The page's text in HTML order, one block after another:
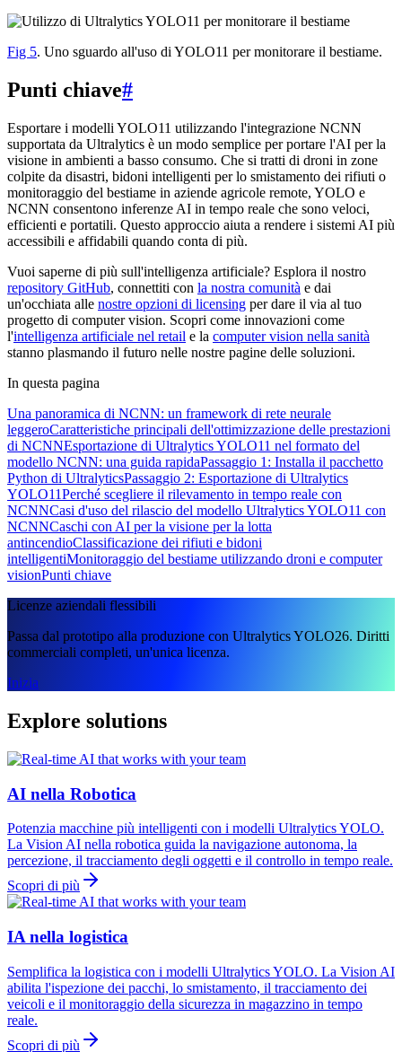
Fig 5. Uno sguardo all'uso di YOLO11 per monitorare il bestiame.
Punti chiave#
Esportare i modelli YOLO11 utilizzando l'integrazione NCNN
supportata da Ultralytics è un modo semplice per portare l'AI per la
visione in ambienti a basso consumo. Che si tratti di droni in zone
colpite da disastri, bidoni intelligenti per lo smistamento dei rifiuti o
monitoraggio del bestiame in aziende agricole remote, YOLO e
NCNN consentono inferenze AI in tempo reale che sono veloci,
efficienti e portatili. Questo approccio aiuta a rendere i sistemi AI più
accessibili e affidabili quando conta di più.
Vuoi saperne di più sull'intelligenza artificiale? Esplora il nostro
repository GitHub, connettiti con la nostra comunità e dai
un'occhiata alle nostre opzioni di licensing per dare il via al tuo
progetto di computer vision. Scopri come innovazioni come
l'intelligenza artificiale nel retail e la computer vision nella sanità
stanno plasmando il futuro nelle nostre pagine delle soluzioni.
In questa pagina
Una panoramica di NCNN: un framework di rete neurale
leggeroCaratteristiche principali dell'ottimizzazione delle prestazioni
di NCNNEsportazione di Ultralytics YOLO11 nel formato del
modello NCNN: una guida rapidaPassaggio 1: Installa il pacchetto
Python di UltralyticsPassaggio 2: Esportazione di Ultralytics
YOLO11Perché scegliere il rilevamento in tempo reale con
NCNNCasi d'uso del rilascio del modello Ultralytics YOLO11 con
NCNNCaschi con AI per la visione per la lotta
antincendioClassificazione dei rifiuti e bidoni
intelligentiMonitoraggio del bestiame utilizzando droni e computer
visionPunti chiave
Licenze aziendali flessibili
Passa dal prototipo alla produzione con Ultralytics YOLO26. Diritti
commerciali completi, un'unica licenza.
Inizia
Explore solutions
AI nella Robotica
Potenzia macchine più intelligenti con i modelli Ultralytics YOLO.
La Vision AI nella robotica guida la navigazione autonoma, la
percezione, il tracciamento degli oggetti e il controllo in tempo reale.
Scopri di più
IA nella logistica
Semplifica la logistica con i modelli Ultralytics YOLO. La Vision AI
abilita l'ispezione dei pacchi, lo smistamento, il tracciamento dei
veicoli e il monitoraggio della sicurezza in magazzino in tempo
reale.
Scopri di più